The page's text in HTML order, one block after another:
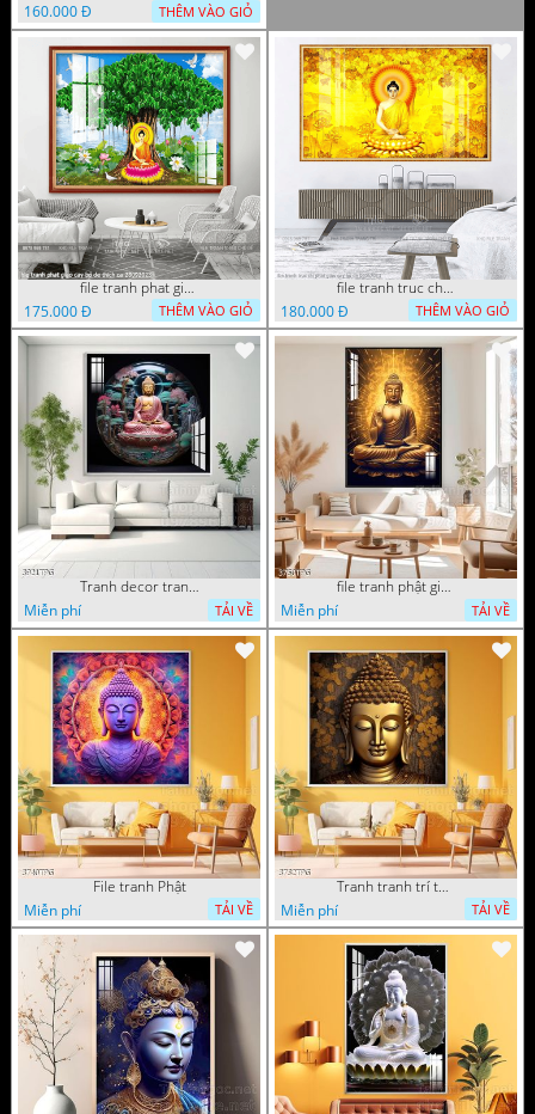
160.000 Đ
THÊM VÀO GIỎ
file tranh phat giao cay bo de thich ca 28092023
175.000 Đ
THÊM VÀO GIỎ
file tranh truc chi phat giao cay bo de 06062023
180.000 Đ
THÊM VÀO GIỎ
Tranh decor trang trí tường Phật giáo
Miễn phí
TẢI VỀ
file tranh phật giáo mẫu mới nhất
Miễn phí
TẢI VỀ
File tranh Phật
Miễn phí
TẢI VỀ
Tranh tranh trí tường phật giáo sang trọng
Miễn phí
TẢI VỀ